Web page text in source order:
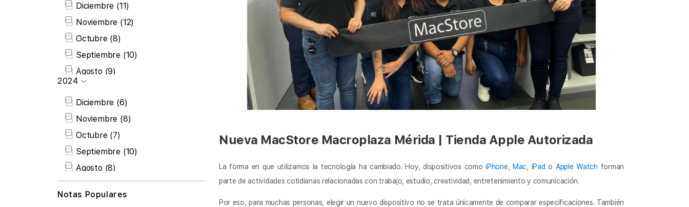
Febrero(7)
Enero(8)
Diciembre (11)
Noviembre (12)
Octubre (8)
Septiembre (10)
Agosto (9)
Junio(7)
Mayo(6)
Abril(8)
Marzo(7)
Febrero(7)
2024
Diciembre (6)
Noviembre (8)
Octubre (7)
Septiembre (10)
Agosto (8)
Julio(7)
Junio(6)
Notas Populares
Nueva MacStore Macroplaza Mérida | Tienda Apple Autorizada
La forma en que utilizamos la tecnología ha cambiado. Hoy, dispositivos comoiPhone Mac iPad o Apple Watch forman
parte de actividades cotidianas relacionadas con trabajo, estudio, creatividad, entretenimiento y comunicación.
Por eso, para muchas personas, elegir un nuevo dispositivo no se trata únicamente de comparar especificaciones. También